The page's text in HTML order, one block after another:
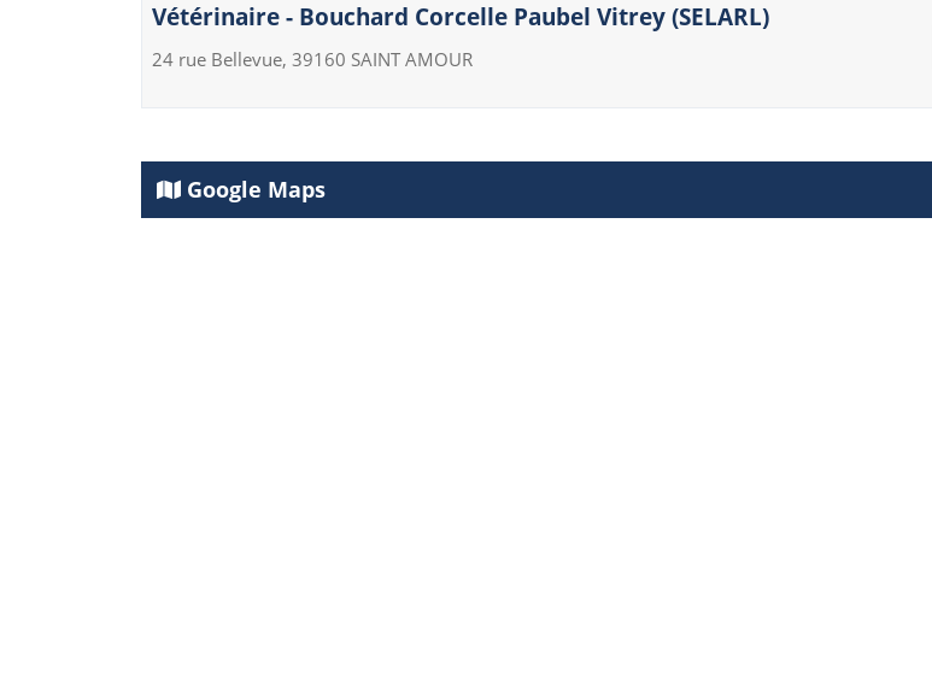
Vétérinaire - Bouchard Corcelle Paubel Vitrey (SELARL)
24 rue Bellevue, 39160 SAINT AMOUR
Google Maps